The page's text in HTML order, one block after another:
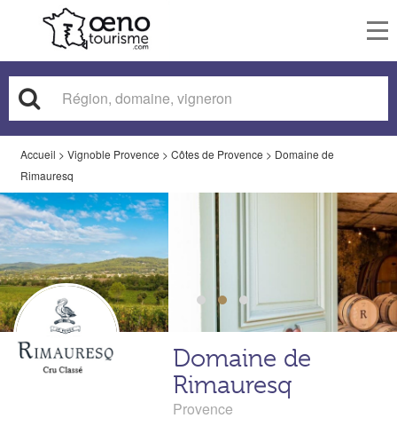
Accueil > Vignoble Provence > Côtes de Provence > Domaine de
Rimauresq
Domaine de
Rimauresq
Provence